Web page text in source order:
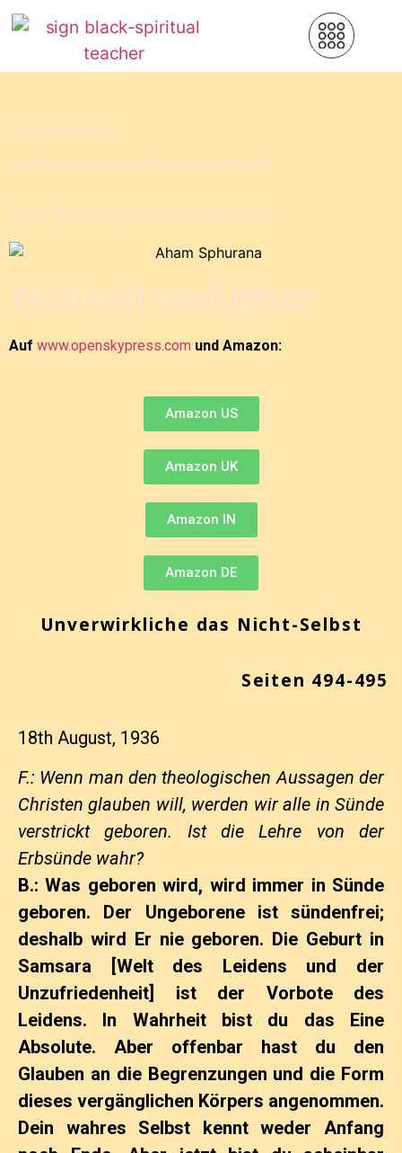
Auf www.openskypress.com und Amazon:
Amazon US
Amazon UK
Amazon IN
Amazon DE
Unverwirkliche das Nicht-Selbst
Seiten 494-495
18th August, 1936
F.: Wenn man den theologischen Aussagen der
Christen glauben will, werden wir alle in Sünde
verstrickt geboren. Ist die Lehre von der
Erbsünde wahr?
B.: Was geboren wird, wird immer in Sünde
geboren. Der Ungeborene ist sündenfrei;
deshalb wird Er nie geboren. Die Geburt in
Samsara [Welt des Leidens und der
Unzufriedenheit] ist der Vorbote des
Leidens. In Wahrheit bist du das Eine
Absolute. Aber offenbar hast du den
Glauben an die Begrenzungen und die Form
dieses vergänglichen Körpers angenommen.
Dein wahres Selbst kennt weder Anfang